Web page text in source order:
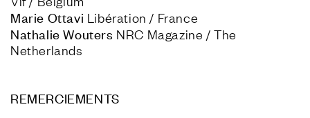
Marie Ottavi
Nathalie Wouters NRC Magazine / The
Netherlands